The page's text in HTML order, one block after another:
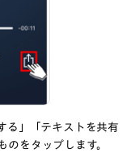
る」「テキストを共有
をタップします。